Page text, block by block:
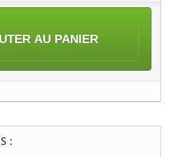
AU PANIER
: